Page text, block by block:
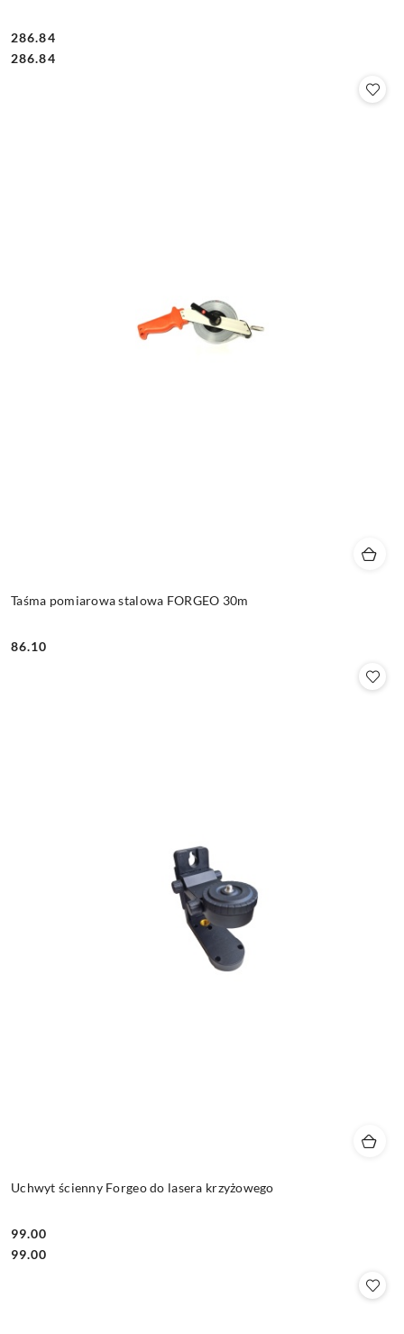
Cena:
286.84
Cena:
286.84
Taśma pomiarowa stalowa FORGEO 30m
Cena:
86.10
Uchwyt ścienny Forgeo do lasera krzyżowego
Cena:
99.00
Cena:
99.00